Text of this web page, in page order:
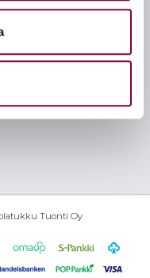
ja hyvinvoinnin
1985 asti!
Tuonti Oy